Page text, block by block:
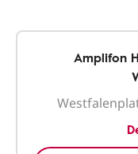
Amplifon